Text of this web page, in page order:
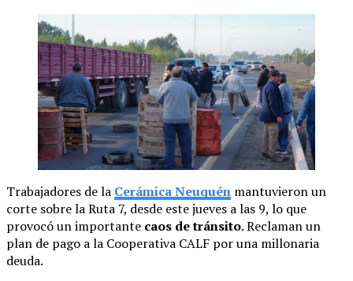
Trabajadores de la Cerámica Neuquén mantuvieron un
corte sobre la Ruta 7, desde este jueves a las 9, lo que
provocó un importante caos de tránsito. Reclaman un
plan de pago a la Cooperativa CALF por una millonaria
deuda.